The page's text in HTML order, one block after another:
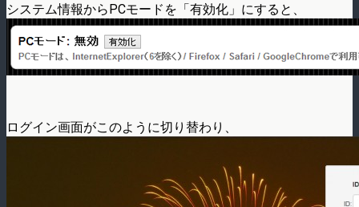
システム情報からPCモードを「有効化」にすると、
ログイン画面がこのように切り替わり、